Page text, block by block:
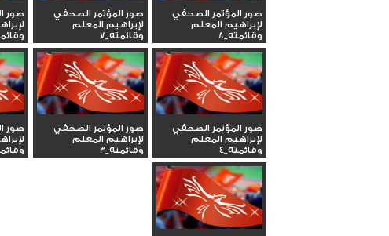
صور المؤتمر الصحفي
لإبراهيم المعلم
وقائمته_8
صور المؤتمر الصحفي
لإبراهيم المعلم
وقائمته_7
صور
صور المؤتمر الصحفي
لإبراهيم المعلم
وقائمته_4
صور المؤتمر الصحفي
لإبراهيم المعلم
وقائمته_3
صور